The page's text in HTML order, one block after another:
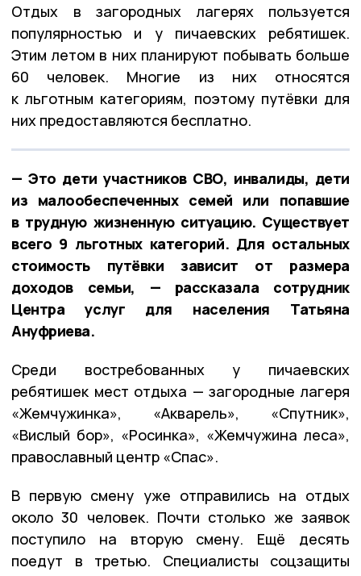
Отдых в загородных лагерях пользуется
популярностью и у пичаевских ребятишек.
Этим летом в них планируют побывать больше
60 человек. Многие из них относятся
к льготным категориям, поэтому путёвки для
них предоставляются бесплатно.
— Это дети участников СВО, инвалиды, дети
из малообеспеченных семей или попавшие
в трудную жизненную ситуацию. Существует
всего 9 льготных категорий. Для остальных
стоимость путёвки зависит от размера
доходов семьи, — рассказала сотрудник
Центра услуг для населения Татьяна
Ануфриева.
Среди востребованных у пичаевских
ребятишек мест отдыха — загородные лагеря
«Жемчужинка», «Акварель», «Спутник»,
«Вислый бор», «Росинка», «Жемчужина леса»,
православный центр «Спас».
В первую смену уже отправились на отдых
около 30 человек. Почти столько же заявок
поступило на вторую смену. Ещё десять
поедут в третью. Специалисты соцзащиты